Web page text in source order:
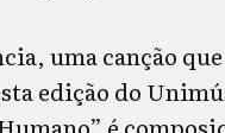
uma canção
edição do
é